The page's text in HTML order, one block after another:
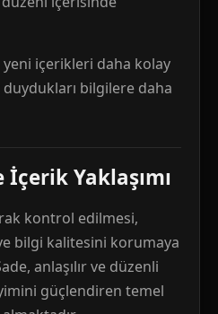
içerikleri daha kolay
bilgilere daha
İçerik Yaklaşımı
kontrol edilmesi,
bilgi kalitesini korumaya
anlaşılır ve düzenli
güçlendiren temel